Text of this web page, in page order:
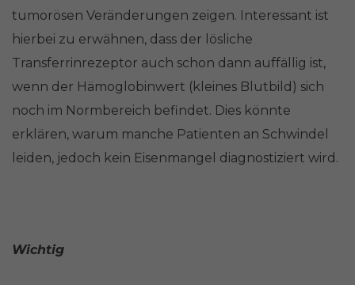
tumorösen Veränderungen zeigen. Interessant ist
hierbei zu erwähnen, dass der lösliche
Transferrinrezeptor auch schon dann auffällig ist,
wenn der Hämoglobinwert (kleines Blutbild) sich
noch im Normbereich befindet. Dies könnte
erklären, warum manche Patienten an Schwindel
leiden, jedoch kein Eisenmangel diagnostiziert wird.
Wichtig